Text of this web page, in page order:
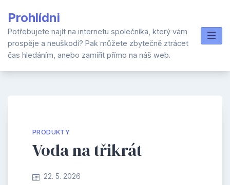
content
Prohlídni
Potřebujete najít na internetu společníka, který vám
prospěje a neuškodí? Pak můžete zbytečně ztrácet
čas hledáním, anebo zamířit přímo na náš web.
PRODUKTY
Voda na třikrát
22. 5. 2026